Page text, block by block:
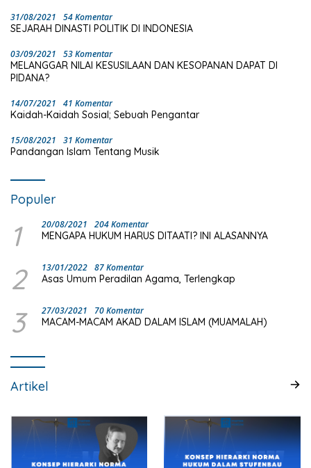
31/08/2021 54 Komentar
SEJARAH DINASTI POLITIK DI INDONESIA
03/09/2021 53 Komentar
MELANGGAR NILAI KESUSILAAN DAN KESOPANAN DAPAT DI
PIDANA?
14/07/2021 41 Komentar
Kaidah-Kaidah Sosial; Sebuah Pengantar
15/08/2021 31 Komentar
Pandangan Islam Tentang Musik
Populer
1 20/08/2021 204 Komentar
MENGAPA HUKUM HARUS DITAATI? INI ALASANNYA
2 13/01/2022 87 Komentar
Asas Umum Peradilan Agama, Terlengkap
3 27/03/2021 70 Komentar
MACAM-MACAM AKAD DALAM ISLAM (MUAMALAH)
Artikel